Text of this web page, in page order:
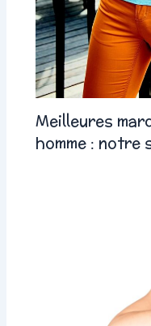
Meilleures
homme : notre